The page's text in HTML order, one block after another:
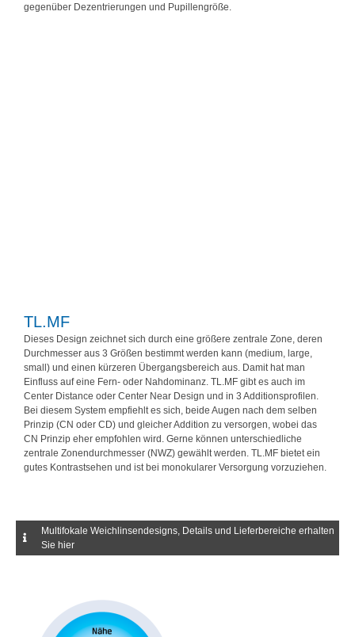
gegenüber Dezentrierungen und Pupillengröße.
TL.MF
Dieses Design zeichnet sich durch eine größere zentrale Zone, deren
Durchmesser aus 3 Größen bestimmt werden kann (medium, large,
small) und einen kürzeren Übergangsbereich aus. Damit hat man
Einfluss auf eine Fern- oder Nahdominanz. TL.MF gibt es auch im
Center Distance oder Center Near Design und in 3 Additionsprofilen.
Bei diesem System empfiehlt es sich, beide Augen nach dem selben
Prinzip (CN oder CD) und gleicher Addition zu versorgen, wobei das
CN Prinzip eher empfohlen wird. Gerne können unterschiedliche
zentrale Zonendurchmesser (NWZ) gewählt werden. TL.MF bietet ein
gutes Kontrastsehen und ist bei monokularer Versorgung vorzuziehen.
Multifokale Weichlinsendesigns, Details und Lieferbereiche erhalten
Sie hier